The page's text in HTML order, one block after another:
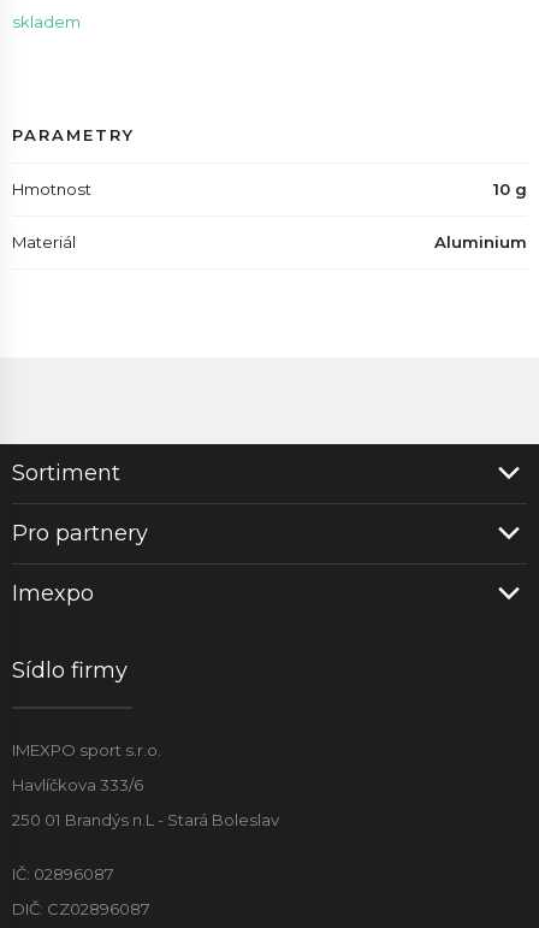
skladem
PARAMETRY
Hmotnost 10 g
Materiál Aluminium
Sortiment
Pro partnery
Imexpo
Sídlo firmy
IMEXPO sport s.r.o.
Havlíčkova 333/6
250 01 Brandýs n.L - Stará Boleslav
IČ: 02896087
DIČ: CZ02896087